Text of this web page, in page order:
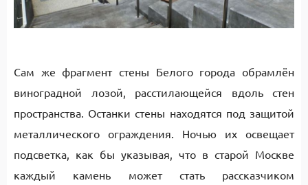
Сам же фрагмент стены Белого города обрамлён
виноградной лозой, расстилающейся вдоль стен
пространства. Останки стены находятся под защитой
металлического ограждения. Ночью их освещает
подсветка, как бы указывая, что в старой Москве
каждый камень может стать рассказчиком